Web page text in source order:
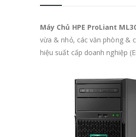
Máy Chủ HPE ProLiant
vừa & nhỏ, các văn phòng &
hiệu suất cấp doanh nghiệp